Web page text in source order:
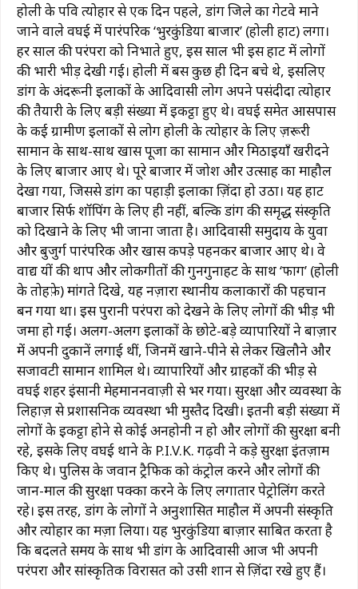
होली के पवित्र त्योहार से एक दिन पहले, डांग जिले का गेटवे माने
जाने वाले वघई में पारंपरिक ‘भुरकुंडिया बाजार’ (होली हाट) लगा।
हर साल की परंपरा को निभाते हुए, इस साल भी इस हाट में लोगों
की भारी भीड़ देखी गई। होली में बस कुछ ही दिन बचे थे, इसलिए
डांग के अंदरूनी इलाकों के आदिवासी लोग अपने पसंदीदा त्योहार
की तैयारी के लिए बड़ी संख्या में इकट्ठा हुए थे। वघई समेत आसपास
के कई ग्रामीण इलाकों से लोग होली के त्योहार के लिए ज़रूरी
सामान के साथ-साथ खास पूजा का सामान और मिठाइयाँ खरीदने
के लिए बाजार आए थे। पूरे बाजार में जोश और उत्साह का माहौल
देखा गया, जिससे डांग का पहाड़ी इलाका ज़िंदा हो उठा। यह हाट
बाजार सिर्फ शॉपिंग के लिए ही नहीं, बल्कि डांग की समृद्ध संस्कृति
को दिखाने के लिए भी जाना जाता है। आदिवासी समुदाय के युवा
और बुजुर्ग पारंपरिक और खास कपड़े पहनकर बाजार आए थे। वे
वाद्य यंत्रों की थाप और लोकगीतों की गुनगुनाहट के साथ ‘फाग’ (होली
के तोहफ़े) मांगते दिखे, यह नज़ारा स्थानीय कलाकारों की पहचान
बन गया था। इस पुरानी परंपरा को देखने के लिए लोगों की भीड़ भी
जमा हो गई। अलग-अलग इलाकों के छोटे-बड़े व्यापारियों ने बाज़ार
में अपनी दुकानें लगाई थीं, जिनमें खाने-पीने से लेकर खिलौने और
सजावटी सामान शामिल थे। व्यापारियों और ग्राहकों की भीड़ से
वघई शहर इंसानी मेहमाननवाज़ी से भर गया। सुरक्षा और व्यवस्था के
लिहाज़ से प्रशासनिक व्यवस्था भी मुस्तैद दिखी। इतनी बड़ी संख्या में
लोगों के इकट्ठा होने से कोई अनहोनी न हो और लोगों की सुरक्षा बनी
रहे, इसके लिए वघई थाने के P.I.V.K. गढ़वी ने कड़े सुरक्षा इंतज़ाम
किए थे। पुलिस के जवान ट्रैफिक को कंट्रोल करने और लोगों की
जान-माल की सुरक्षा पक्का करने के लिए लगातार पेट्रोलिंग करते
रहे। इस तरह, डांग के लोगों ने अनुशासित माहौल में अपनी संस्कृति
और त्योहार का मज़ा लिया। यह भुरकुंडिया बाज़ार साबित करता है
कि बदलते समय के साथ भी डांग के आदिवासी आज भी अपनी
परंपरा और सांस्कृतिक विरासत को उसी शान से ज़िंदा रखे हुए हैं।